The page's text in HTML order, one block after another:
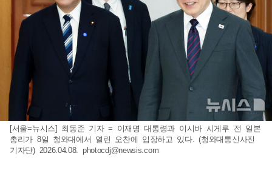
[서울=뉴시스] 최동준 기자 = 이재명 대통령과 이시바 시게루 전 일본
총리가 8일 청와대에서 열린 오찬에 입장하고 있다. (청와대통신사진
기자단) 2026.04.08. photocdj@newsis.com